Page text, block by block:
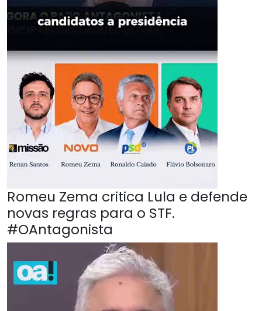
Romeu Zema critica Lula e defende
novas regras para o STF.
#OAntagonista